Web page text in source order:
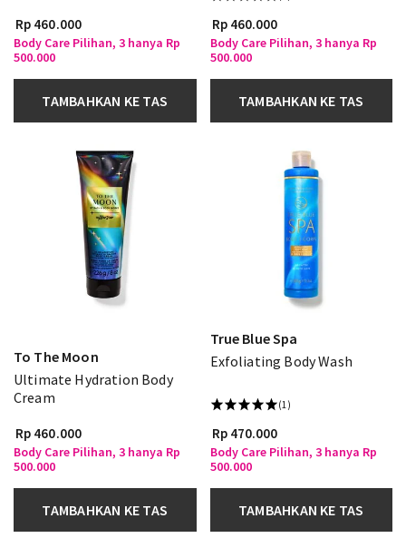
Rp 460.000
Body Care Pilihan, 3 hanya Rp
500.000
TAMBAHKAN KE TAS
Rp 460.000
Body Care Pilihan, 3 hanya Rp
500.000
TAMBAHKAN KE TAS
To The Moon
Ultimate Hydration Body
Cream
Rp 460.000
Body Care Pilihan, 3 hanya Rp
500.000
TAMBAHKAN KE TAS
True Blue Spa
Exfoliating Body Wash
(1)
Rp 470.000
Body Care Pilihan, 3 hanya Rp
500.000
TAMBAHKAN KE TAS